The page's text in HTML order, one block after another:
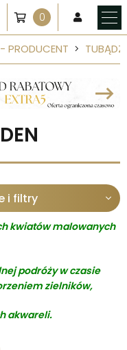
0
PRODUCENT
i filtry
kwiatów malowanych
podróży w czasie
zielników,
akwareli.